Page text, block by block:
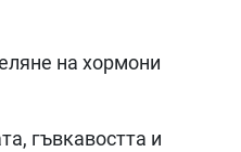
на хормони
гъвкавостта и